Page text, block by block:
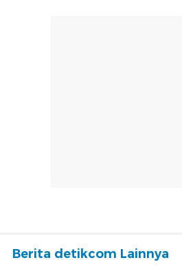
Berita detikcom Lainnya